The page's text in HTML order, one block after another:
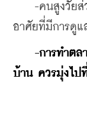
-คนสูงวัยส่ว
อาศัยที่มีการดูแ
-การทำตล
บ้าน ควรมุ่งไป